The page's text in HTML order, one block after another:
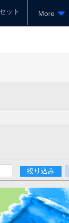
ット More
絞り込み